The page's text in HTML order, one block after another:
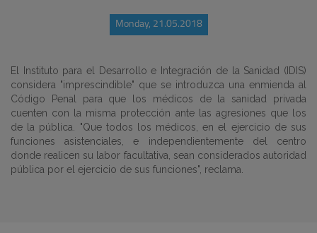
Monday, 21.05.2018
El Instituto para el Desarrollo e Integración de la Sanidad (IDIS)
considera "imprescindible" que se introduzca una enmienda al
Código Penal para que los médicos de la sanidad privada
cuenten con la misma protección ante las agresiones que los
de la pública. "Que todos los médicos, en el ejercicio de sus
funciones asistenciales, e independientemente del centro
donde realicen su labor facultativa, sean considerados autoridad
pública por el ejercicio de sus funciones", reclama.